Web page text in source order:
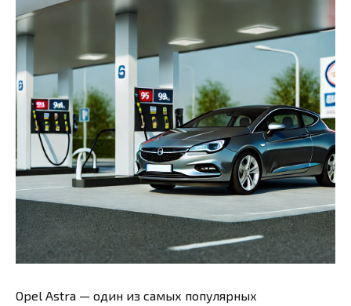
Opel Astra — один из самых популярных